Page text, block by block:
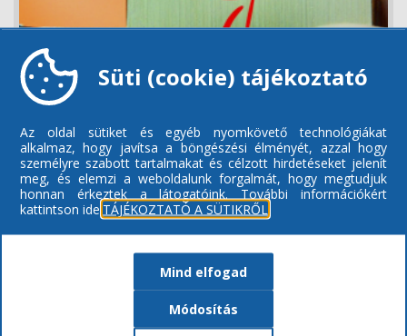
Videó
ENGEDÉLYEZETT EGÉSZSÉGÜGYI SZAKMÁK
Süti (cookie) tájékoztató
Az oldal sütiket és egyéb nyomkövető technológiákat
alkalmaz, hogy javítsa a böngészési élményét, azzal hogy
személyre szabott tartalmakat és célzott hirdetéseket jelenít
meg, és elemzi a weboldalunk forgalmát, hogy megtudjuk
honnan érkeztek a látogatóink.
További információkért
kattintson ide: TÁJÉKOZTATÓ A SÜTIKRŐL
Mind elfogad
Módosítás